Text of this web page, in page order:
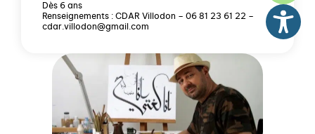
Dès 6 ans
Renseignements : CDAR Villodon – 06 81 23 61 22 –
cdar.villodon@gmail.com